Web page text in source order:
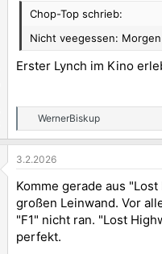
Chop-Top schrieb:
Nicht veegessen:
Erster Lynch im Kino
e
a
k
i
o
n
e
n
WernerBiskup
3.2.2026
Komme gerade aus
großen Leinwand. Vor
"F1" nicht ran. "Lost
perfekt.